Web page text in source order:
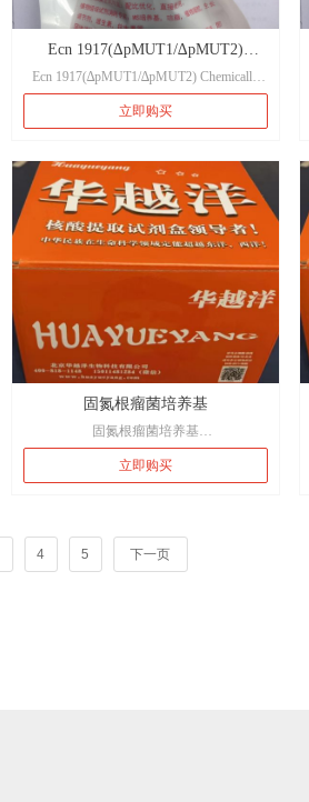
Ecn 1917(∆pMUT1/∆pMUT2)
Chemically Competent Cell
Ecn 1917(∆pMUT1/∆pMUT2) Chemically
Competent Cell
Ecn 1917(∆pMUT1/∆pMUT2)：
保存条件(保质期)：
-80℃（6个月）
Ecn 1917(∆pMUT1/∆pMUT2) Chemically
Competent Cell
基因型
E.coli Nissle 1917 O6:K5:H1 EndA+ Dam+
Dcm+ ∆pMUT1 ∆pMUT2
立即购买
固氮根瘤菌培养基
固氮根瘤菌培养基
用途：用于固氮根瘤菌的平板计数。
立即购买
4 5 下一页